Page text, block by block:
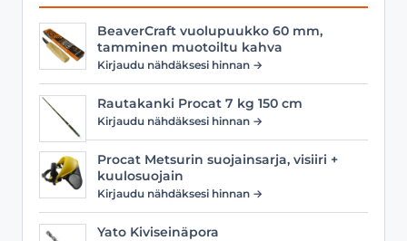
BeaverCraft vuolupuukko 60 mm,
tamminen muotoiltu kahva
Kirjaudu nähdäksesi hinnan →
Rautakanki Procat 7 kg 150 cm
Kirjaudu nähdäksesi hinnan →
Procat Metsurin suojainsarja, visiiri +
kuulosuojain
Kirjaudu nähdäksesi hinnan →
Yato Kiviseinäpora